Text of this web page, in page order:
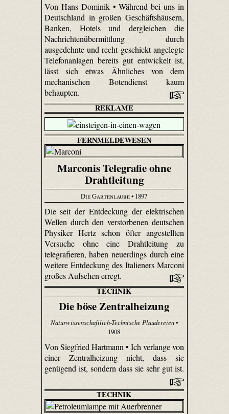
Von Hans Dominik • Während bei uns in
Deutschland in großen Geschäftshäusern,
Banken, Hotels und dergleichen die
Nachrichtenübermittlung durch
ausgedehnte und recht geschickt angelegte
Telefonanlagen bereits gut entwickelt ist,
lässt sich etwas Ähnliches von dem
mechanischen Botendienst kaum
behaupten.
REKLAME
FERNMELDEWESEN
Marconis Telegrafie ohne
Drahtleitung
Die Gartenlaube• 1897
Die seit der Entdeckung der elektrischen
Wellen durch den verstorbenen deutschen
Physiker Hertz schon öfter angestellten
Versuche ohne eine Drahtleitung zu
telegrafieren, haben neuerdings durch eine
weitere Entdeckung des Italieners Marconi
großes Aufsehen erregt.
TECHNIK
Die böse Zentralheizung
Naturwissenschaftlich-Technische Plaudereien•
1908
Von Siegfried Hartmann • Ich verlange von
einer Zentralheizung nicht, dass sie
genügend ist, sondern dass sie sehr gut ist.
TECHNIK